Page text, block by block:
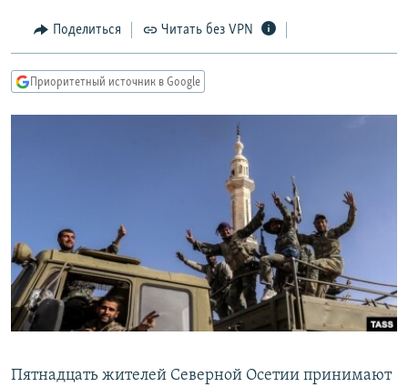
Вернутся
КУЛЬТУРА
КАВКАЗ.РЕАЛИИ
ПОДПИШИТЕСЬ НА РАССЫЛКУ
СОЦИАЛЬНЫЕ СЕТИ
Поделиться Читать без VPN
Приоритетный источник в Google
Пятнадцать жителей Северной Осетии принимают